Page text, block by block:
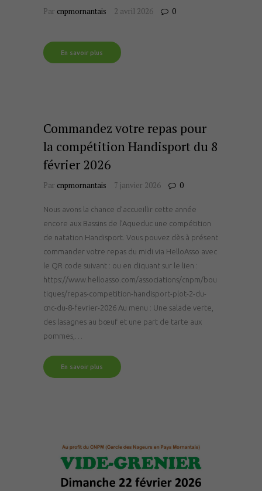
Par cnpmornantais 2 avril 2026 0
En savoir plus
Commandez votre repas pour
la compétition Handisport du 8
février 2026
Par cnpmornantais 7 janvier 2026 0
Nous avons la chance d’accueillir cette année
encore aux Bassins de l’Aqueduc une compétition
de natation Handisport. Vous pouvez dès à présent
commander votre repas du midi via HelloAsso avec
le QR code suivant : ou en cliquant sur le lien :
https://www.helloasso.com/associations/cnpm/bou
tiques/repas-competition-handisport-plot-2-du-
cnc-du-8-fevrier-2026 Au menu : Une salade verte,
des lasagnes au bœuf et une part de tarte aux
pommes,…
En savoir plus